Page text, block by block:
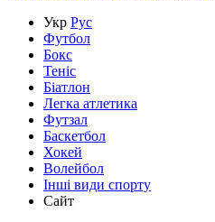
Укр Рус
Футбол
Бокс
Теніс
Біатлон
Легка атлетика
Футзал
Баскетбол
Хокей
Волейбол
Інші види спорту
Сайт